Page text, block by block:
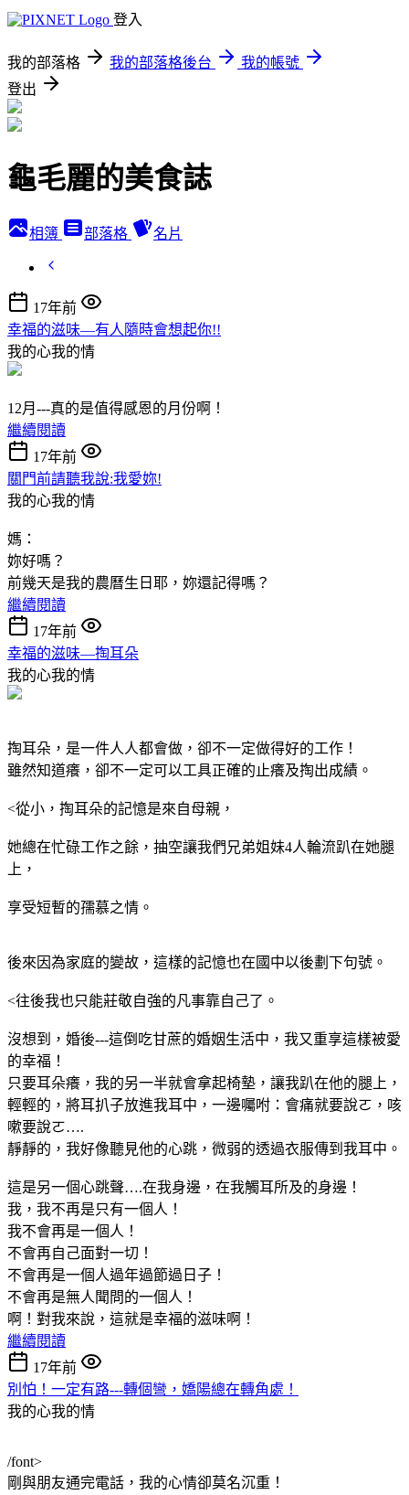
登入
我的部落格 我的部落格後台
我的帳號
登出
龜毛麗的美食誌
相簿 部落格 名片
17年前
幸福的滋味—有人隨時會想起你!!
我的心我的情
12月---真的是值得感恩的月份啊！
繼續閱讀
17年前
關門前請聽我說:我愛妳!
我的心我的情
媽：
妳好嗎？
前幾天是我的農曆生日耶，妳還記得嗎？
繼續閱讀
17年前
幸福的滋味—掏耳朵
我的心我的情
掏耳朵，是一件人人都會做，卻不一定做得好的工作！
雖然知道癢，卻不一定可以工具正確的止癢及掏出成績。
<從小，掏耳朵的記憶是來自母親，
她總在忙碌工作之餘，抽空讓我們兄弟姐妹4人輪流趴在她腿
上，
享受短暫的孺慕之情。
後來因為家庭的變故，這樣的記憶也在國中以後劃下句號。
<往後我也只能莊敬自強的凡事靠自己了。
沒想到，婚後---這倒吃甘蔗的婚姻生活中，我又重享這樣被愛
的幸福！
只要耳朵癢，我的另一半就會拿起椅墊，讓我趴在他的腿上，
輕輕的，將耳扒子放進我耳中，一邊囑咐：會痛就要說ㄛ，咳
嗽要說ㄛ….
靜靜的，我好像聽見他的心跳，微弱的透過衣服傳到我耳中。
這是另一個心跳聲….在我身邊，在我觸耳所及的身邊！
我，我不再是只有一個人！
我不會再是一個人！
不會再自己面對一切！
不會再是一個人過年過節過日子！
不會再是無人聞問的一個人！
啊！對我來說，這就是幸福的滋味啊！
繼續閱讀
17年前
別怕！一定有路---轉個彎，嬌陽總在轉角處！
我的心我的情
/font>
剛與朋友通完電話，我的心情卻莫名沉重！